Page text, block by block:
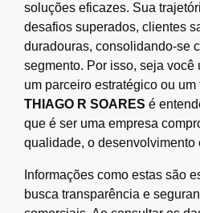
soluções eficazes. Sua
desafios superados, clientes
duradouras, consolidando-se
segmento. Por isso, seja você
um parceiro estratégico ou
THIAGO R SOARES é
que é ser uma empresa
qualidade, o desenvolvimento
Informações como estas são
busca transparência e